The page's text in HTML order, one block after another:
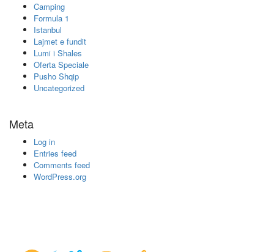
Camping
Formula 1
Istanbul
Lajmet e fundit
Lumi i Shales
Oferta Speciale
Pusho Shqip
Uncategorized
Meta
Log in
Entries feed
Comments feed
WordPress.org